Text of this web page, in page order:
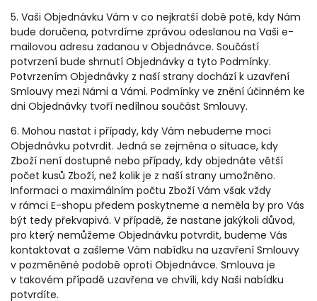
5. Vaši Objednávku Vám v co nejkratší době poté, kdy Nám
bude doručena, potvrdíme zprávou odeslanou na Vaši e-
mailovou adresu zadanou v Objednávce. Součástí
potvrzení bude shrnutí Objednávky a tyto Podmínky.
Potvrzením Objednávky z naší strany dochází k uzavření
Smlouvy mezi Námi a Vámi. Podmínky ve znění účinném ke
dni Objednávky tvoří nedílnou součást Smlouvy.
6. Mohou nastat i případy, kdy Vám nebudeme moci
Objednávku potvrdit. Jedná se zejména o situace, kdy
Zboží není dostupné nebo případy, kdy objednáte větší
počet kusů Zboží, než kolik je z naší strany umožněno.
Informaci o maximálním počtu Zboží Vám však vždy
v rámci E-shopu předem poskytneme a neměla by pro Vás
být tedy překvapivá. V případě, že nastane jakýkoli důvod,
pro který nemůžeme Objednávku potvrdit, budeme Vás
kontaktovat a zašleme Vám nabídku na uzavření Smlouvy
v pozměněné podobě oproti Objednávce. Smlouva je
v takovém případě uzavřena ve chvíli, kdy Naši nabídku
potvrdíte.